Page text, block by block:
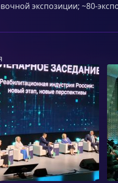
экспозиции; ~80-